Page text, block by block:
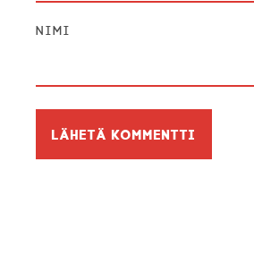
Nimi